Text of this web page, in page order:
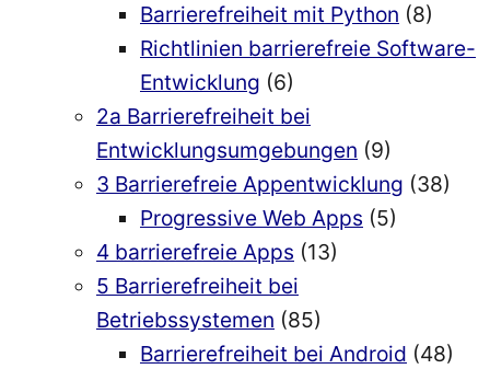
Barrierefreiheit mit Python (8)
Richtlinien barrierefreie Software-
Entwicklung (6)
2a Barrierefreiheit bei
Entwicklungsumgebungen (9)
3 Barrierefreie Appentwicklung (38)
Progressive Web Apps (5)
4 barrierefreie Apps (13)
5 Barrierefreiheit bei
Betriebssystemen (85)
Barrierefreiheit bei Android (48)